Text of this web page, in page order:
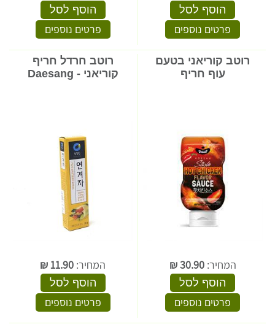
הוסף לסל
פרטים נוספים
הוסף לסל
פרטים נוספים
רוטב קוריאני בטעם
עוף חריף
המחיר:30.90
₪
הוסף לסל
פרטים נוספים
רוטב חרדל חריף
קוריאני - Daesang
המחיר: 11.90
₪
הוסף לסל
פרטים נוספים